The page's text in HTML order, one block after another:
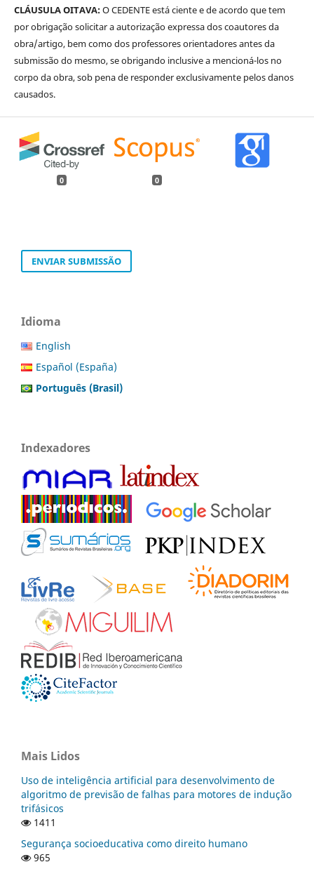
CLÁUSULA OITAVA:O CEDENTE está ciente e de acordo que tem
por obrigação solicitar a autorização expressa dos coautores da
obra/artigo, bem como dos professores orientadores antes da
submissão do mesmo, se obrigando inclusive a mencioná-los no
corpo da obra, sob pena de responder exclusivamente pelos danos
causados.
0 0
ENVIAR SUBMISSÃO
Idioma
English
Español (España)
Português (Brasil)
Indexadores
Mais Lidos
Uso de inteligência artificial para desenvolvimento de
algoritmo de previsão de falhas para motores de indução
trifásicos
1411
Segurança socioeducativa como direito humano
965